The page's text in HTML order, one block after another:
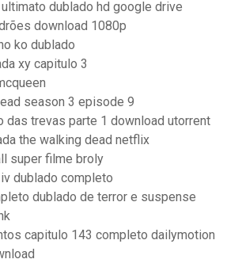
dublado hd google drive
download 1080p
ko dublado
xy capitulo 3
season 3 episode 9
das trevas parte 1 download utorrent
the walking dead netflix
super filme broly
dublado completo
dublado de terror e suspense
capitulo 143 completo dailymotion